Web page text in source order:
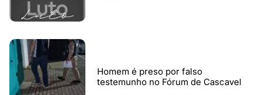
Homem é preso por falso
testemunho no Fórum de Cascavel